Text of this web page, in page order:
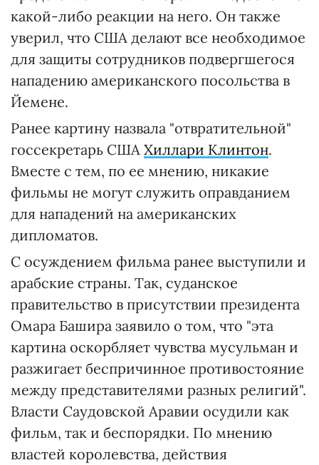
какой-либо реакции на него. Он также
уверил, что США делают все необходимое
для защиты сотрудников подвергшегося
нападению американского посольства в
Йемене.
Ранее картину назвала "отвратительной"
госсекретарь США Хиллари Клинтон.
Вместе с тем, по ее мнению, никакие
фильмы не могут служить оправданием
для нападений на американских
дипломатов.
С осуждением фильма ранее выступили и
арабские страны. Так, суданское
правительство в присутствии президента
Омара Башира заявило о том, что "эта
картина оскорбляет чувства мусульман и
разжигает беспричинное противостояние
между представителями разных религий".
Власти Саудовской Аравии осудили как
фильм, так и беспорядки. По мнению
властей королевства, действия